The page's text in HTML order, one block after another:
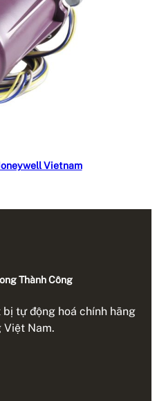
Vietnam
Thành Công
tự động hoá chính hãng
Nam.